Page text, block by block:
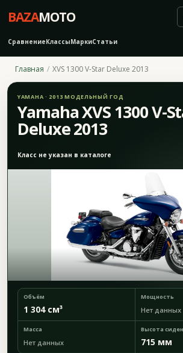
BAZAMOTO
СравнениеКлассыМаркиСтатьи
Главная XVS 1300 V-Star Deluxe 2013
YAMAHA · 2013 МОДЕЛЬНЫЙ ГОД
Yamaha XVS 1300 V-
Deluxe 2013
Класс не указан в каталоге
Объём
1 304 см³
Мощность
Нет данных
Масса
Нет данных
Высота
715 мм